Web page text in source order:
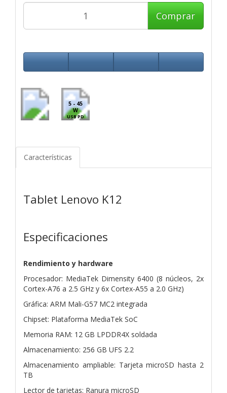
Comprar
5 - 45
W
USB PD
Características
Tablet Lenovo K12
Especificaciones
Rendimiento y hardware
Procesador: MediaTek Dimensity 6400 (8 núcleos, 2x
Cortex-A76 a 2.5 GHz y 6x Cortex-A55 a 2.0 GHz)
Gráfica: ARM Mali-G57 MC2 integrada
Chipset: Plataforma MediaTek SoC
Memoria RAM: 12 GB LPDDR4X soldada
Almacenamiento: 256 GB UFS 2.2
Almacenamiento ampliable: Tarjeta microSD hasta 2
TB
Lector de tarjetas: Ranura microSD